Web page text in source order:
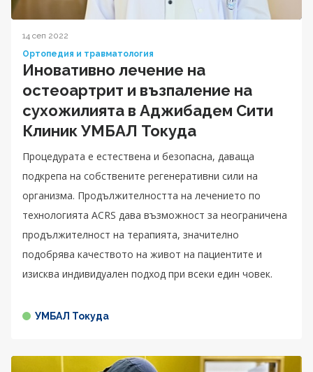
14 сеп 2022
Ортопедия и травматология
Иновативно лечение на
остеоартрит и възпаление на
сухожилията в Аджибадем Сити
Клиник УМБАЛ Токуда
Процедурата е естествена и безопасна, даваща
подкрепа на собствените регенеративни сили на
организма. Продължителността на лечението по
технологията ACRS дава възможност за неограничена
продължителност на терапията, значително
подобрява качеството на живот на пациентите и
изисква индивидуален подход при всеки един човек.
УМБАЛ Токуда